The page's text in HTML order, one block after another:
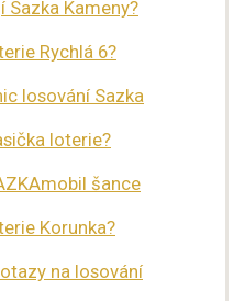
Sazka Kameny?
Rychlá 6?
losování Sazka
loterie?
šance
Korunka?
na losování